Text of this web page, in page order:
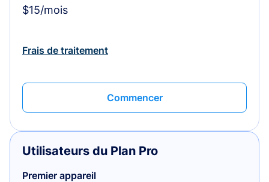
$15/mois
Frais de traitement
Commencer
Utilisateurs du Plan Pro
Premier appareil